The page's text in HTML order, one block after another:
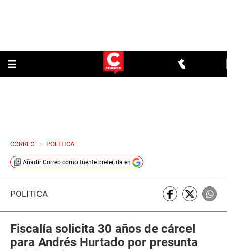
CORREO > POLITICA
Añadir Correo como fuente preferida en
POLÍTICA
Fiscalía solicita 30 años de cárcel
para Andrés Hurtado por presunta